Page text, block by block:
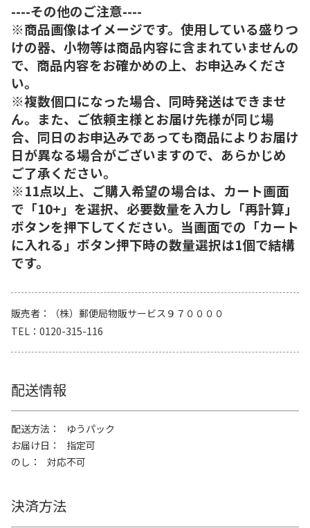
----その他のご注意----
※商品画像はイメージです。使用している盛りつ
けの器、小物等は商品内容に含まれていませんの
で、商品内容をお確かめの上、お申込みくださ
い。
※複数個口になった場合、同時発送はできませ
ん。また、ご依頼主様とお届け先様が同じ場
合、同日のお申込みであっても商品によりお届け
日が異なる場合がございますので、あらかじめ
ご了承ください。
※11点以上、ご購入希望の場合は、カート画面
で「10+」を選択、必要数量を入力し「再計算」
ボタンを押下してください。当画面での「カート
に入れる」ボタン押下時の数量選択は1個で結構
です。
販売者
（株）郵便局物販サービス９７００００
TEL
0120-315-116
配送情報
配送方法
ゆうパック
お届け日
指定可
のし
対応不可
決済方法